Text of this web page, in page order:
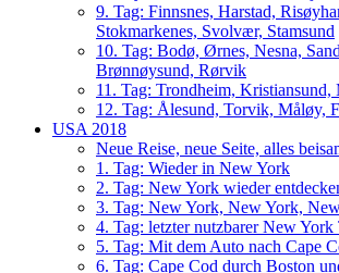
9. Tag: Finnsnes, Harstad,
Stokmarkenes, Svolvær, Stamsund
10. Tag: Bodø, Ørnes, Nesna,
Brønnøysund, Rørvik
11. Tag: Trondheim, Kristiansund,
12. Tag: Ålesund, Torvik, Måløy,
USA 2018
Neue Reise, neue Seite, alles
1. Tag: Wieder in New York
2. Tag: New York wieder
3. Tag: New York, New York,
4. Tag: letzter nutzbarer New York
5. Tag: Mit dem Auto nach Cape
6. Tag: Cape Cod durch Boston